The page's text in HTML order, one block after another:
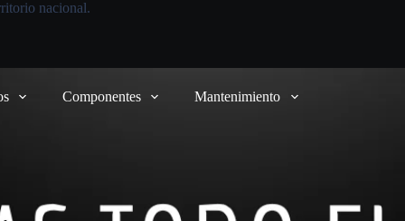
nacional.
Componentes Mantenimiento